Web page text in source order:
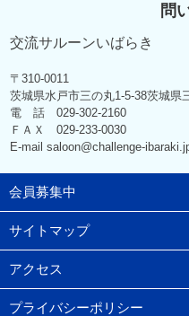
問
交流サルーンいばらき
〒310-0011
茨城県水戸市三の丸1-5-38茨城県
電 話 029-302-2160
ＦＡＸ 029-233-0030
E-mail saloon@challenge-
会員募集中
サイトマップ
アクセス
プライバシーポリシー